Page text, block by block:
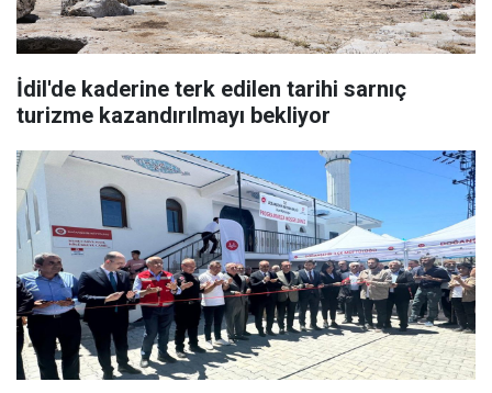
İdil'de kaderine terk edilen tarihi sarnıç
turizme kazandırılmayı bekliyor